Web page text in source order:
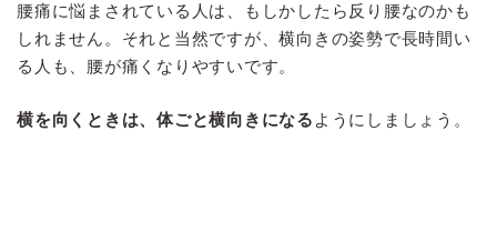
腰痛に悩まされている人は、もしかしたら反り腰なのかも
しれません。それと当然ですが、横向きの姿勢で長時間い
る人も、腰が痛くなりやすいです。
横を向くときは、体ごと横向きになる ようにしましょう。